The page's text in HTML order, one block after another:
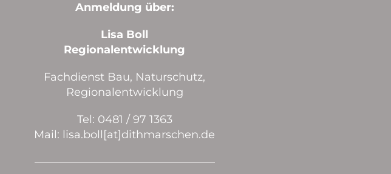
Anmeldung über:
Lisa Boll
Regionalentwicklung
Fachdienst Bau, Naturschutz,
Regionalentwicklung
Tel: 0481 / 97 1363
Mail: lisa.boll[at]dithmarschen.de
————————————————–